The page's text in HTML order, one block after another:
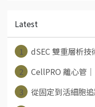
Latest
1
dSEC 雙重層析技
2
CellPRO 離心管｜
3
從固定到活細胞